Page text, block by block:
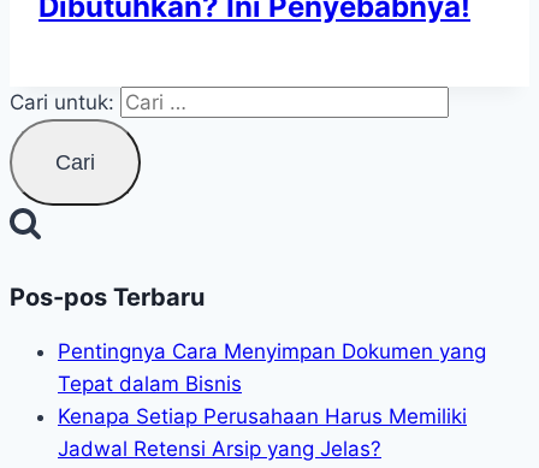
Cari untuk:
Pos-pos Terbaru
Pentingnya Cara Menyimpan Dokumen yang
Tepat dalam Bisnis
Kenapa Setiap Perusahaan Harus Memiliki
Jadwal Retensi Arsip yang Jelas?